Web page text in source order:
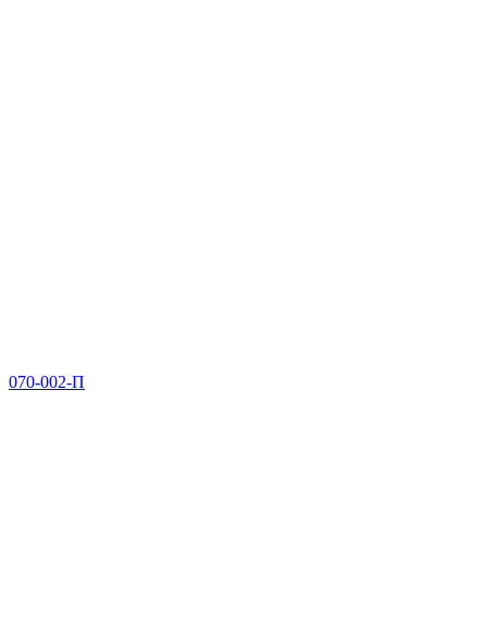
070-002-П